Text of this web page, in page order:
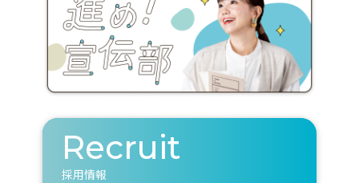
Recruit
採用情報